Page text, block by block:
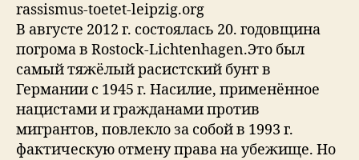
rassismus-toetet-leipzig.org
В августе 2012 г. состоялась 20. годовщина
погрома в Rostock-Lichtenhagen.Это был
самый тяжёлый расистский бунт в
Германии с 1945 г. Насилие, применённое
нацистами и гражданами против
мигрантов, повлекло за собой в 1993 г.
фактическую отмену права на убежище. Но